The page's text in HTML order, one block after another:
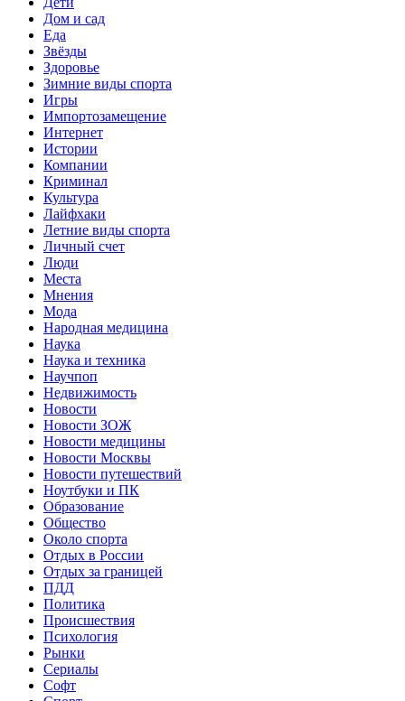
Дом и сад
Еда
Звёзды
Здоровье
Зимние виды спорта
Игры
Импортозамещение
Интернет
Истории
Компании
Криминал
Культура
Лайфхаки
Летние виды спорта
Личный счет
Люди
Места
Мнения
Мода
Народная медицина
Наука
Наука и техника
Научпоп
Недвижимость
Новости
Новости ЗОЖ
Новости медицины
Новости Москвы
Новости путешествий
Ноутбуки и ПК
Образование
Общество
Около спорта
Отдых в России
Отдых за границей
ПДД
Политика
Происшествия
Психология
Рынки
Сериалы
Софт